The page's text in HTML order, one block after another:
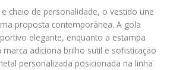
cheio de personalidade, o vestido une
proposta contemporânea. A gola
elegante, enquanto a estampa
marca adiciona brilho sutil e sofisticação
personalizada posicionada na linha